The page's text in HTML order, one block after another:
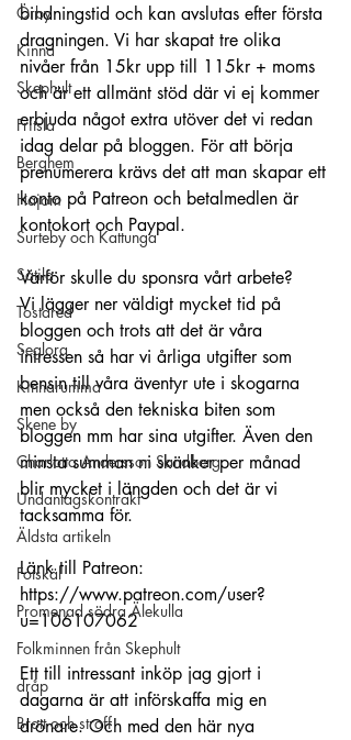
Örby
Kinna
Skephult
Fritsla
Berghem
Hajom
Surteby och Kattunga
Sätila
Tostared
Seglora
Kinnarumma
Skene by
Charlotta Andersson Sandberg
Undantagskontrakt
Äldsta artikeln
Fotskäl
Promenad södra Älekulla
Folkminnen från Skephult
dråp
Brott och straff
bindningstid och kan avslutas efter första
dragningen. Vi har skapat tre olika
nivåer från 15kr upp till 115kr + moms
och är ett allmänt stöd där vi ej kommer
erbjuda något extra utöver det vi redan
idag delar på bloggen. För att börja
prenumerera krävs det att man skapar ett
konto på Patreon och betalmedlen är
kontokort och Paypal.
Varför skulle du sponsra vårt arbete?
Vi lägger ner väldigt mycket tid på
bloggen och trots att det är våra
intressen så har vi årliga utgifter som
bensin till våra äventyr ute i skogarna
men också den tekniska biten som
bloggen mm har sina utgifter. Även den
minsta summan ni skänker per månad
blir mycket i längden och det är vi
tacksamma för.
Länk till Patreon:
https://www.patreon.com/user?
u=106107062
Ett till intressant inköp jag gjort i
dagarna är att införskaffa mig en
drönare. Och med den här nya